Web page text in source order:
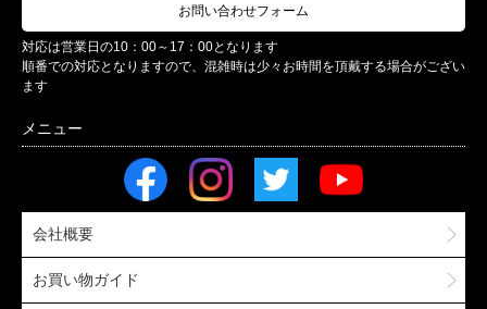
お問い合わせフォーム
対応は営業日の10：00～17：00となります
順番での対応となりますので、混雑時は少々お時間を頂戴する場合がござい
ます
会社概要
お買い物ガイド